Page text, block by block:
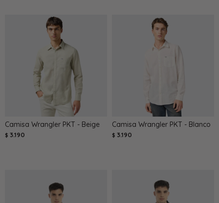
Camisa Wrangler PKT - Beige
$ 3.190
Camisa Wrangler PKT - Blanco
$ 3.190